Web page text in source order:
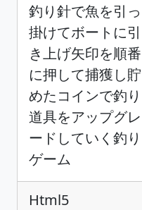
釣り針で魚を引っ
掛けてボートに引
き上げ矢印を順番
に押して捕獲し貯
めたコインで釣り
道具をアップグレ
ードしていく釣り
ゲーム
Html5